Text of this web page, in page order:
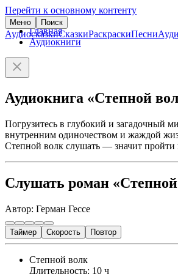
Перейти к основному контенту
Меню Поиск
АудиосказкиСказкиРаскраскиПесни
Главная
Аудиокниги
Аудиокнига «Степной
Погрузитесь в глубокий и загадочный
внутренним одиночеством и жаждой
Степной волк слушать — значит пройти
Слушать роман
Автор: Герман Гессе
Таймер Скорость Повтор
Степной волк
Длительность: 10 ч